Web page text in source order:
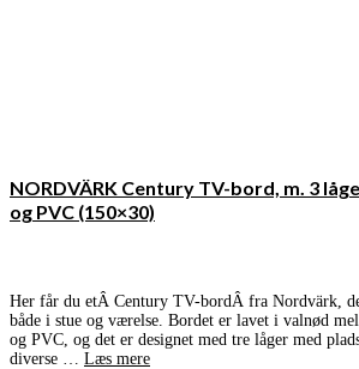
NORDVÄRK Century TV-bord, m. 3
og PVC (150×30)
Her får du etÂ Century TV-bordÂ fra Nordvärk,
både i stue og værelse. Bordet er lavet i valnød
og PVC, og det er designet med tre låger med
diverse … Læs mere